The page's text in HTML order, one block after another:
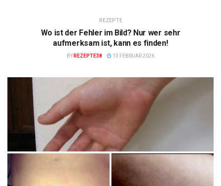
REZEPTE
Wo ist der Fehler im Bild? Nur wer sehr
aufmerksam ist, kann es finden!
BY REZEPTE38 13 FEBRUAR 2026